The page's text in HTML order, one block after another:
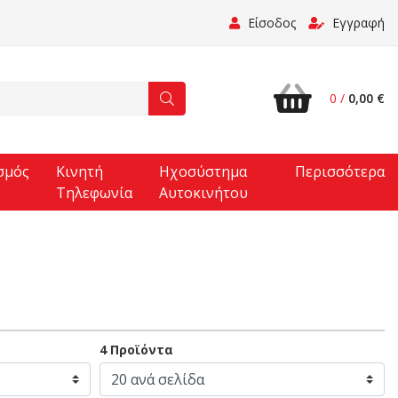
Είσοδος Εγγραφή
0 / 0,00 €
Κινητή
Τηλεφωνία
Ηχοσύστημα
Αυτοκινήτου
Περισσότερα
4 Προϊόντα